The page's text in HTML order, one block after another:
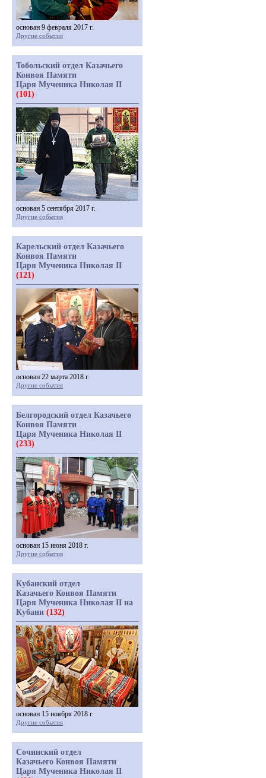
основан 9 февраля 2017 г.
Другие события
Тобольский отдел Казачьего
Конвоя Памяти
Царя Мученика Николая II
(101)
основан 5 сентября 2017 г.
Другие события
Карельский отдел Казачьего
Конвоя Памяти
Царя Мученика Николая II
(121)
основан 22 марта 2018 г.
Другие события
Белгородский отдел Казачьего
Конвоя Памяти
Царя Мученика Николая II
(233)
основан 15 июня 2018 г.
Другие события
Кубанский отдел
Казачьего Конвоя Памяти
Царя Мученика Николая II на
Кубани (132)
основан 15 ноября 2018 г.
Другие события
Сочинский отдел
Казачьего Конвоя Памяти
Царя Мученика Николая II